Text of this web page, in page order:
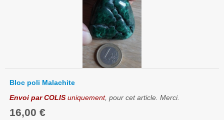
Bloc poli Malachite
Envoi par COLIS uniquement, pour cet article. Merci.
16,00 €